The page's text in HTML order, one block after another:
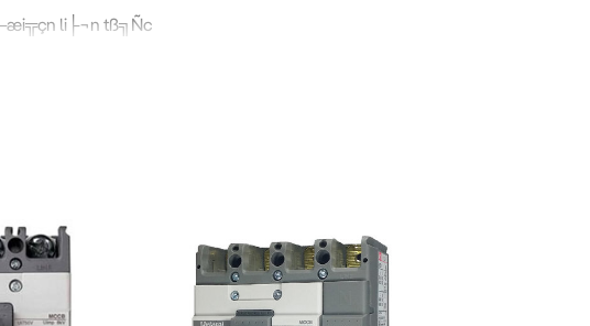
li├¬n tß╗Ñc
TS100N FMU100 4P LS
TS100N FMU100 4P LS, viß╗çc lß║»p ─æß║╖t